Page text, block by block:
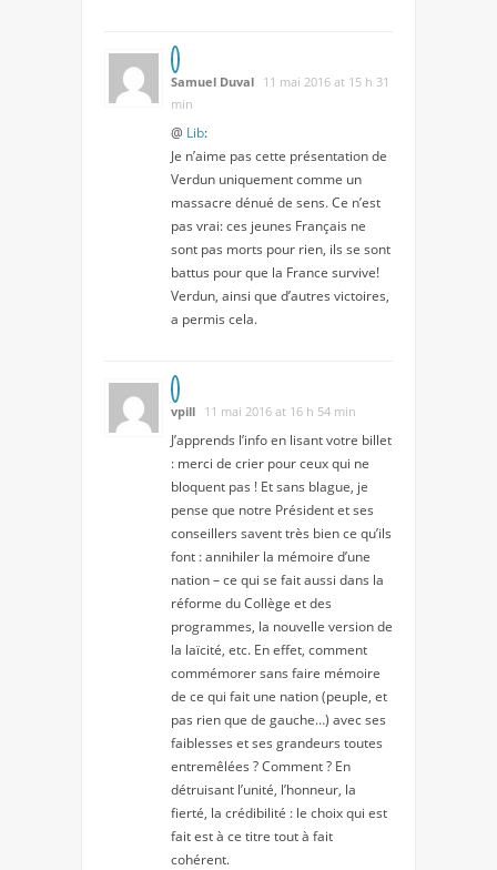
Samuel Duval 11 mai 2016 at 15 h 31
min
@ Lib:
Je n’aime pas cette présentation de
Verdun uniquement comme un
massacre dénué de sens. Ce n’est
pas vrai: ces jeunes Français ne
sont pas morts pour rien, ils se sont
battus pour que la France survive!
Verdun, ainsi que d’autres victoires,
a permis cela.
vpill 11 mai 2016 at 16 h 54 min
J’apprends l’info en lisant votre billet
: merci de crier pour ceux qui ne
bloquent pas ! Et sans blague, je
pense que notre Président et ses
conseillers savent très bien ce qu’ils
font : annihiler la mémoire d’une
nation – ce qui se fait aussi dans la
réforme du Collège et des
programmes, la nouvelle version de
la laïcité, etc. En effet, comment
commémorer sans faire mémoire
de ce qui fait une nation (peuple, et
pas rien que de gauche…) avec ses
faiblesses et ses grandeurs toutes
entremêlées ? Comment ? En
détruisant l’unité, l’honneur, la
fierté, la crédibilité : le choix qui est
fait est à ce titre tout à fait
cohérent.